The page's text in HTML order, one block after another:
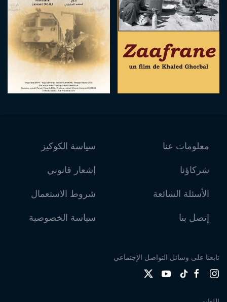
معلومات عنا
شركاؤنا
الأسئلة الشائعة
إتصل بنا
سياسة الكوكيز
إشعار قانوني
شروط الاستعمال
سياسة الخصوصية
تابعنا على وسائل التواصل الإجتماعي